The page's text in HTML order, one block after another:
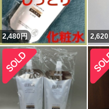
2,480円 2,620